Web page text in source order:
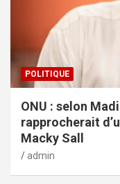
POLITIQUE
ONU : selon
rapprocherait
Macky Sall
admin